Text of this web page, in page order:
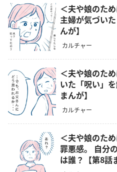
＜夫や娘のた
主婦が気づい
んが】
カルチャー
＜夫や娘のた
いた「呪い」
まんが】
カルチャー
＜夫や娘のた
罪悪感。 自分
は誰？【第8話